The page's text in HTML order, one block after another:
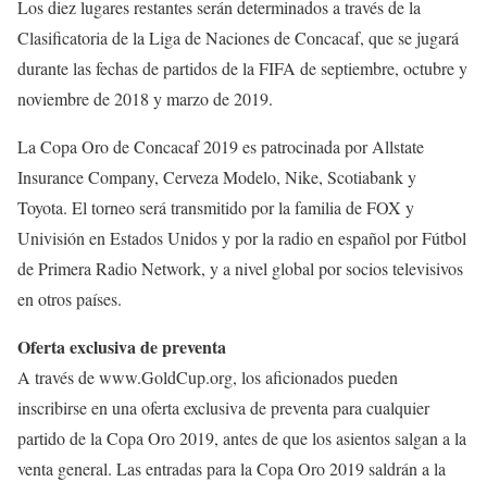
Los diez lugares restantes serán determinados a través de la
Clasificatoria de la Liga de Naciones de Concacaf, que se jugará
durante las fechas de partidos de la FIFA de septiembre, octubre y
noviembre de 2018 y marzo de 2019.
La Copa Oro de Concacaf 2019 es patrocinada por Allstate
Insurance Company, Cerveza Modelo, Nike, Scotiabank y
Toyota. El torneo será transmitido por la familia de FOX y
Univisión en Estados Unidos y por la radio en español por Fútbol
de Primera Radio Network, y a nivel global por socios televisivos
en otros países.
Oferta exclusiva de preventa
A través de www.GoldCup.org, los aficionados pueden
inscribirse en una oferta exclusiva de preventa para cualquier
partido de la Copa Oro 2019, antes de que los asientos salgan a la
venta general. Las entradas para la Copa Oro 2019 saldrán a la